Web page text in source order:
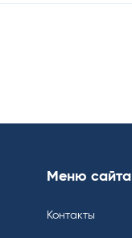
Меню сайта
Контакты